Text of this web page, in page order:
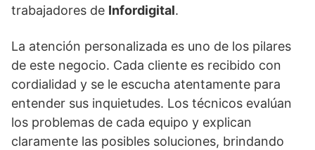
trabajadores de Infordigital.
La atención personalizada es uno de los pilares
de este negocio. Cada cliente es recibido con
cordialidad y se le escucha atentamente para
entender sus inquietudes. Los técnicos evalúan
los problemas de cada equipo y explican
claramente las posibles soluciones, brindando